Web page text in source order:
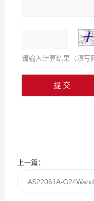
请输入计算结果（填写
上一篇：